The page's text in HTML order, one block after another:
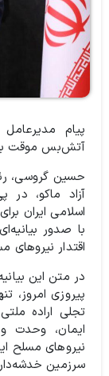
پیام
آتش‌بس موقت به
حسین گروسی،
آزاد ماکو،
اسلامی ایران
با صدور
اقتدار
در متن این
پیروزی امروز،
تجلی اراده
ایمان، وحدت و
نیروهای مسلح
سرزمین